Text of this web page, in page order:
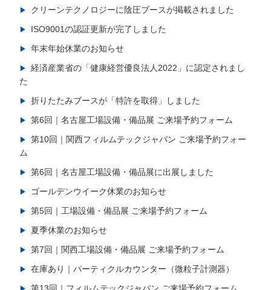
クリーンテクノロジーに陰圧ブースが掲載されました
ISO9001の認証更新が完了しました
年末年始休業のお知らせ
経済産業省の「健康経営優良法人2022」に認定されまし
た
折りたたみブースが「特許を取得」しました
第6回｜名古屋工場設備・備品展 ご来場予約フォーム
第10回｜関西フィルムテックジャパン ご来場予約フォー
ム
第6回｜名古屋工場設備・備品展に出展しました
ゴールデンウイーク休業のお知らせ
第5回｜工場設備・備品展 ご来場予約フォーム
夏季休業のお知らせ
第7回｜関西工場設備・備品展 ご来場予約フォーム
在庫あり｜パーティクルカウンター（微粒子計測器）